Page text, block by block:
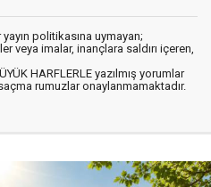
politikasına uymayan;
veya imalar, inançlara saldırı içeren,
HARFLERLE yazılmış yorumlar
rumuzlar onaylanmamaktadır.